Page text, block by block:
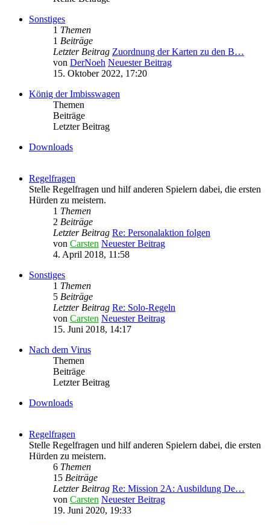
Sonstiges
1 Themen
1 Beiträge
Letzter Beitrag Zuordnung der Karten zu den B…
von DerNoeh Neuester Beitrag
15. Oktober 2022, 17:20
König der Imbisswagen
Themen
Beiträge
Letzter Beitrag
Downloads
Regelfragen
Stelle Regelfragen und hilf anderen Spielern dabei, die ersten
Hürden zu meistern.
1 Themen
2 Beiträge
Letzter Beitrag Re: Personalaktion folgen
von Carsten Neuester Beitrag
4. April 2018, 11:58
Sonstiges
1 Themen
5 Beiträge
Letzter Beitrag Re: Solo-Regeln
von Carsten Neuester Beitrag
15. Juni 2018, 14:17
Nach dem Virus
Themen
Beiträge
Letzter Beitrag
Downloads
Regelfragen
Stelle Regelfragen und hilf anderen Spielern dabei, die ersten
Hürden zu meistern.
6 Themen
15 Beiträge
Letzter Beitrag Re: Mission 2A: Ausbildung De…
von Carsten Neuester Beitrag
19. Juni 2020, 19:33